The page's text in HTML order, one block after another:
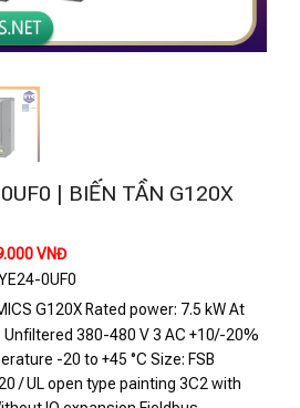
| BIẾN TẦN G120X
VNĐ.
VNĐGiá
tại
là:
13.839.000 VNĐ.
0UF0
G120X Rated power: 7.5 kW At
380-480 V 3 AC +10/-20%
-20 to +45 °C Size: FSB
/ UL open type painting 3C2 with